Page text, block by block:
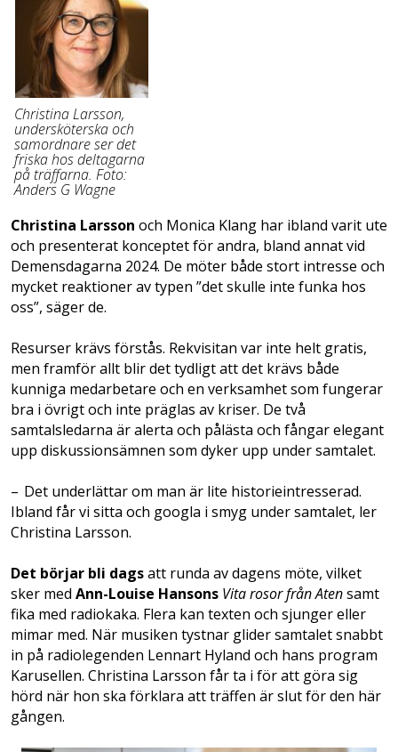
Christina Larsson,
undersköterska och
samordnare ser det
friska hos deltagarna
på träffarna. Foto:
Anders G Wagne
Christina Larsson och Monica Klang har ibland varit ute
och presenterat konceptet för andra, bland annat vid
Demensdagarna 2024. De möter både stort intresse och
mycket reaktioner av typen ”det skulle inte funka hos
oss”, säger de.
Resurser krävs förstås. Rekvisitan var inte helt gratis,
men framför allt blir det tydligt att det krävs både
kunniga medarbetare och en verksamhet som fungerar
bra i övrigt och inte präglas av kriser. De två
samtalsledarna är ­alerta och pålästa och fångar elegant
upp diskus­sionsämnen som dyker upp under ­samtalet.
– Det underlättar om man är lite historie­intresserad.
Ibland får vi sitta och googla i smyg under samtalet, ler
Christina Larsson.
Det börjar bli dagsatt runda av dagens möte, vilket
sker med Ann-Louise Hansons Vita rosor från Atensamt
fika med radiokaka. Flera kan texten och sjunger eller
mimar med. När musiken tystnar glider samtalet snabbt
in på radiolegenden Lennart Hyland och hans program
Karusellen. Christina Larsson får ta i för ­­att göra sig
hörd när hon ska förklara att träffen är slut för den här
gången.